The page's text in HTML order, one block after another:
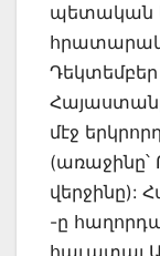
պետական
Դեկտեմբեր
մէջ
(առաջինը՝
վերջինը):
-ը